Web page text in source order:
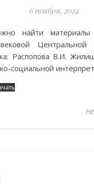
6 ноября, 2024
Распопова В.И.
социальной